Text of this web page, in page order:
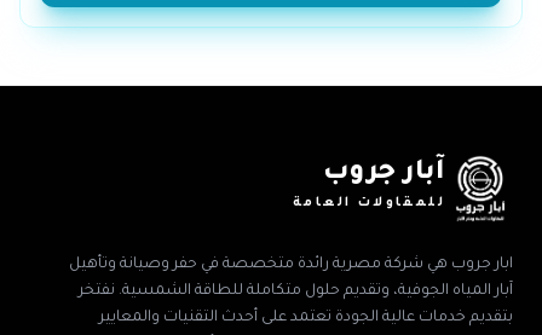
آبار جروب
للمقاولات العامة
ابار جروب هي شركة مصرية رائدة متخصصة في حفر وصيانة وتأهيل
آبار المياه الجوفية، وتقديم حلول متكاملة للطاقة الشمسية. نفتخر
بتقديم خدمات عالية الجودة تعتمد على أحدث التقنيات والمعايير